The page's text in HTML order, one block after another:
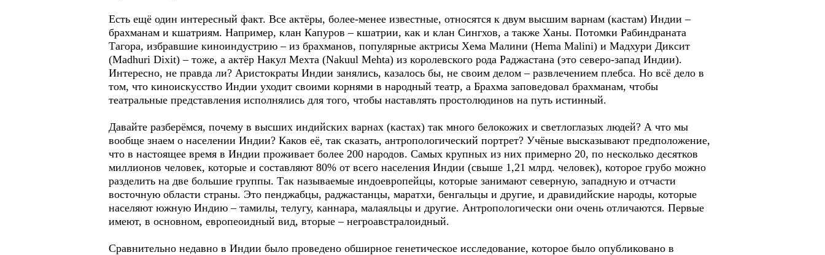
Есть ещё один интересный факт. Все актёры, более-менее известные, относятся к двум высшим варнам (кастам) Индии –
брахманам и кшатриям. Например, клан Капуров – кшатрии, как и клан Сингхов, а также Ханы. Потомки Рабиндраната
Тагора, избравшие киноиндустрию – из брахманов, популярные актрисы Хема Малини (Hema Malini) и Мадхури Диксит
(Madhuri Dixit) – тоже, а актёр Накул Мехта (Nakuul Mehta) из королевского рода Раджастана (это северо-запад Индии).
Интересно, не правда ли? Аристократы Индии занялись, казалось бы, не своим делом – развлечением плебса. Но всё дело в
том, что киноискусство Индии уходит своими корнями в народный театр, а Брахма заповедовал брахманам, чтобы
театральные представления исполнялись для того, чтобы наставлять простолюдинов на путь истинный.
Давайте разберёмся, почему в высших индийских варнах (кастах) так много белокожих и светлоглазых людей? А что мы
вообще знаем о населении Индии? Каков её, так сказать, антропологический портрет? Учёные высказывают предположение,
что в настоящее время в Индии проживает более 200 народов. Самых крупных из них примерно 20, по несколько десятков
миллионов человек, которые и составляют 80% от всего населения Индии (свыше 1,21 млрд. человек), которое грубо можно
разделить на две большие группы. Так называемые индоевропейцы, которые занимают северную, западную и отчасти
восточную области страны. Это пенджабцы, раджастанцы, маратхи, бенгальцы и другие, и дравидийские народы, которые
населяют южную Индию – тамилы, телугу, каннара, малаяльцы и другие. Антропологически они очень отличаются. Первые
имеют, в основном, европеоидный вид, вторые – негроавстралоидный.
Сравнительно недавно в Индии было проведено обширное генетическое исследование, которое было опубликовано в